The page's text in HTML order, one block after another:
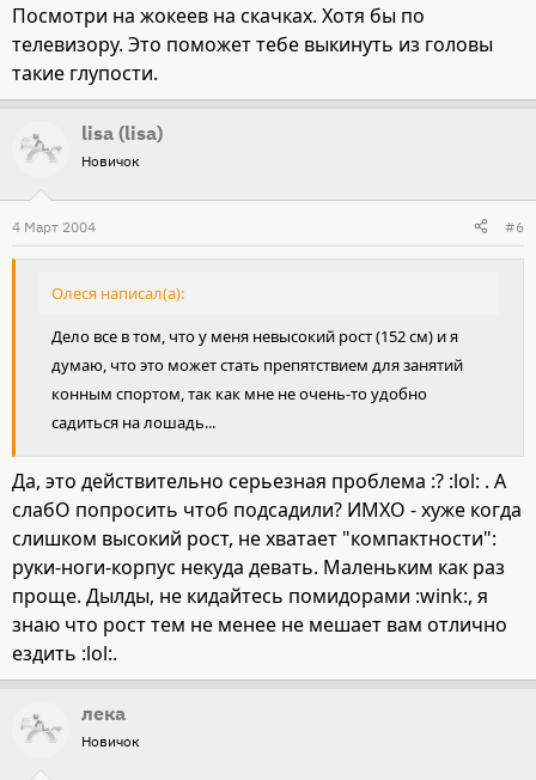
Посмотри на жокеев на скачках. Хотя бы по
телевизору. Это поможет тебе выкинуть из головы
такие глупости.
lisa (lisa)
Новичок
4 Март 2004 #6
Олеся написал(а):
Дело все в том, что у меня невысокий рост (152 см) и я
думаю, что это может стать препятствием для занятий
конным спортом, так как мне не очень-то удобно
садиться на лошадь...
Да, это действительно серьезная проблема :? :lol: . А
слабО попросить чтоб подсадили? ИМХО - хуже когда
слишком высокий рост, не хватает "компактности":
руки-ноги-корпус некуда девать. Маленьким как раз
проще. Дылды, не кидайтесь помидорами :wink:, я
знаю что рост тем не менее не мешает вам отлично
ездить :lol:.
лека
Новичок